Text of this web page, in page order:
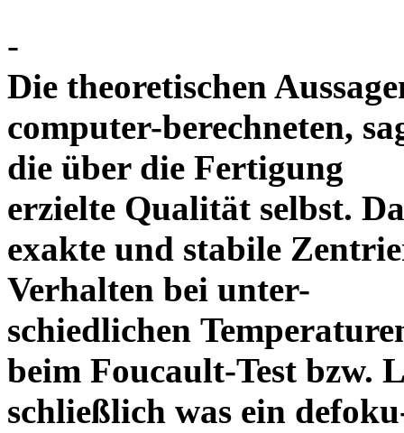
-
Die theoretischen
computer-berechneten,
die über die Fertigung
erzielte Qualität selbst.
exakte und stabile
Verhalten bei unter-
schiedlichen
beim Foucault-Test bzw.
schließlich was ein